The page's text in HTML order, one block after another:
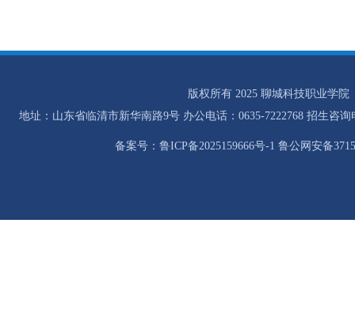
版权所有 2025 聊城科技职业学院
地址：山东省临清市新华南路9号 办公电话：0635-7222768 招生咨询
备案号：鲁ICP备2025159666号-1 鲁公网安备